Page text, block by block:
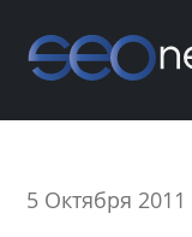
5 Октября 2011